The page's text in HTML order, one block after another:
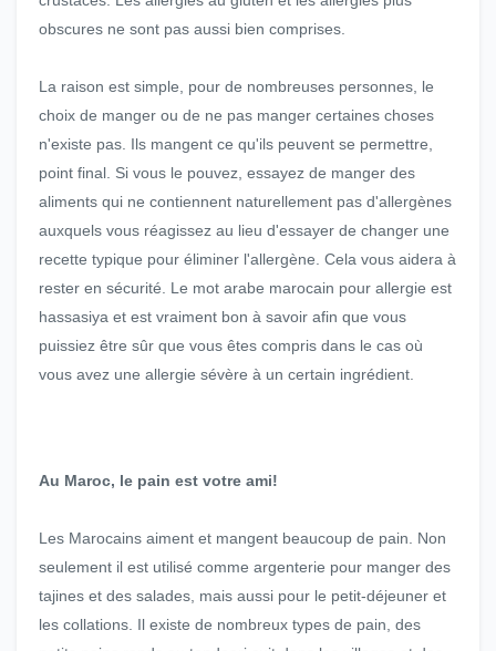
obscures ne sont pas aussi bien comprises.
La raison est simple, pour de nombreuses personnes, le
choix de manger ou de ne pas manger certaines choses
n'existe pas. Ils mangent ce qu'ils peuvent se permettre,
point final. Si vous le pouvez, essayez de manger des
aliments qui ne contiennent naturellement pas d'allergènes
auxquels vous réagissez au lieu d'essayer de changer une
recette typique pour éliminer l'allergène. Cela vous aidera à
rester en sécurité. Le mot arabe marocain pour allergie est
hassasiya et est vraiment bon à savoir afin que vous
puissiez être sûr que vous êtes compris dans le cas où
vous avez une allergie sévère à un certain ingrédient.
Au Maroc, le pain est votre ami!
Les Marocains aiment et mangent beaucoup de pain. Non
seulement il est utilisé comme argenterie pour manger des
tajines et des salades, mais aussi pour le petit-déjeuner et
les collations. Il existe de nombreux types de pain, des